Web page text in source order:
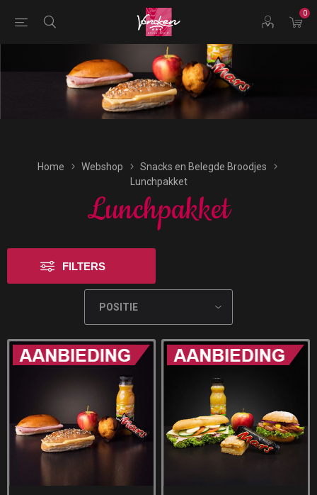
0
Bestellingen voor morgen kunnen vandaag uiterlijk tot
16:00 uur worden geplaatst.
Home Webshop
Snacks en Belegde Broodjes
Lunchpakket
Lunchpakket
FILTERS